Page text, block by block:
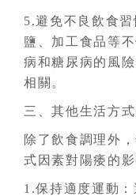
5.避免不良飲食
鹽、加工食品等
病和糖尿病的風
相關。
三、其他生活方
除了飲食調理外
式因素對陽痿的
1.保持適度運動